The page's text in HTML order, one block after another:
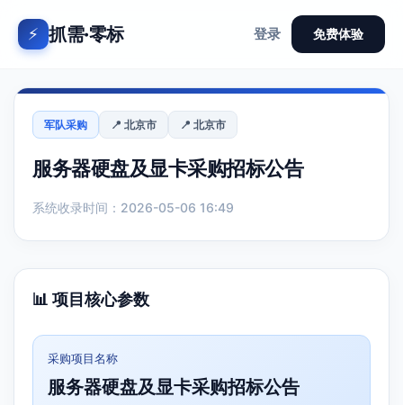
⚡ 抓需·零标 登录 免费体验
军队采购 📍 北京市 📍 北京市
服务器硬盘及显卡采购招标公告
系统收录时间：2026-05-06 16:49
📊 项目核心参数
采购项目名称
服务器硬盘及显卡采购招标公告